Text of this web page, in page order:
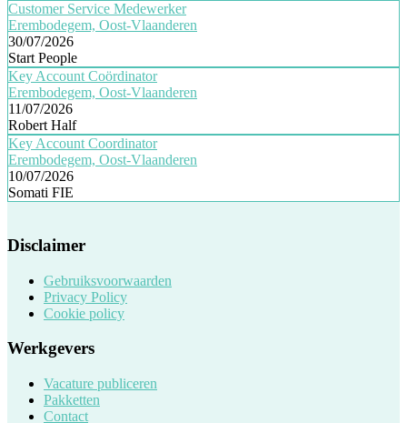
Customer Service Medewerker
Erembodegem, Oost-Vlaanderen
30/07/2026
Start People
Key Account Coördinator
Erembodegem, Oost-Vlaanderen
11/07/2026
Robert Half
Key Account Coordinator
Erembodegem, Oost-Vlaanderen
10/07/2026
Somati FIE
Disclaimer
Gebruiksvoorwaarden
Privacy Policy
Cookie policy
Werkgevers
Vacature publiceren
Pakketten
Contact